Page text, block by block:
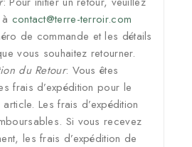
contact@terre-terroir.com
de commande et les détails
vous souhaitez retourner.
du Retour: Vous êtes
frais d’expédition pour le
Les frais d’expédition
Si vous recevez
les frais d’expédition de